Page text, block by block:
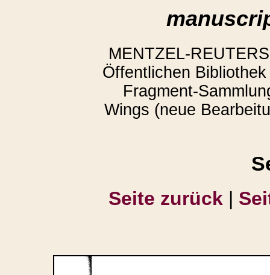
MENTZEL-
Öffentlichen
Fragment-
Wings (neue
Seite zurück |